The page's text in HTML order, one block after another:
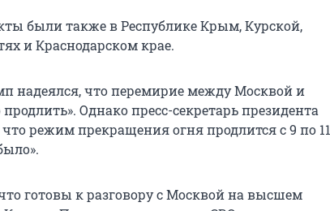
были также в Республике Крым, Курской,
и Краснодарском крае.
надеялся, что перемирие между Москвой и
Однако пресс-секретарь президента
что режим прекращения огня продлится с 9 по 11
готовы к разговору с Москвой на высшем